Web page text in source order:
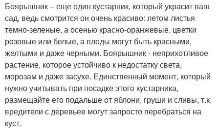
Боярышник – еще один кустарник, который украсит ваш
сад, ведь смотрится он очень красиво: летом листья
темно-зеленые, а осенью красно-оранжевые, цветки
розовые или белые, а плоды могут быть красными,
желтыми и даже черными. Боярышник - неприхотливое
растение, которое устойчиво к недостатку света,
морозам и даже засухе. Единственный момент, который
нужно учитывать при посадке этого кустарника,
размещайте его подальше от яблони, груши и сливы, т.к.
вредители с деревьев могут запросто перебраться на
куст.